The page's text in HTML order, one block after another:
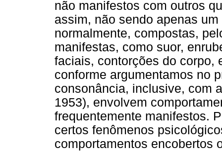
não manifestos com outros
assim, não sendo apenas
normalmente, compostas,
manifestas, como suor,
faciais, contorções do corpo,
conforme argumentamos no
consonância, inclusive, com
1953), envolvem
frequentemente manifestos.
certos fenômenos
comportamentos encobertos